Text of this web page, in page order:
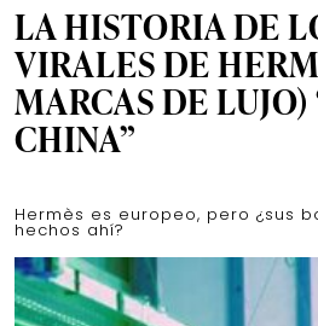
LA HISTORIA DE
VIRALES DE
MARCAS DE
CHINA”
Hermès es europeo, pero ¿sus
hechos ahí?